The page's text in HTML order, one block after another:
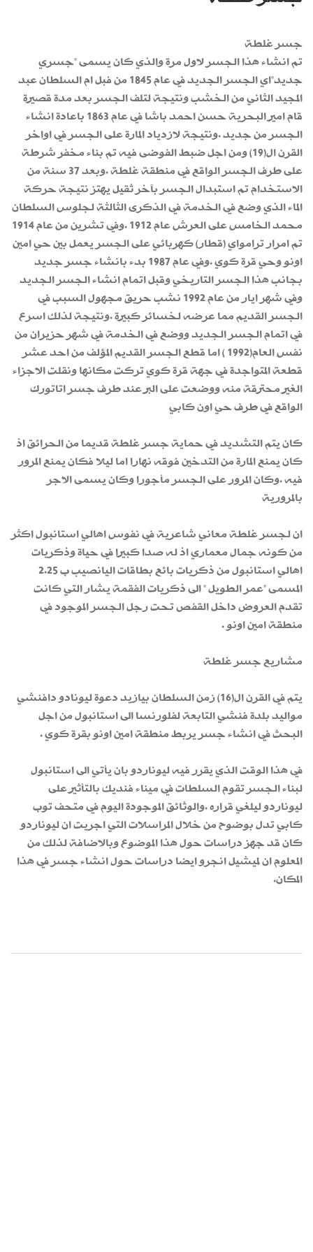
جسر غلطة
تم انشاء هذا الجسر لاول مرة والذي كان يسمى "جسري
جديد"اي الجسر الجديد في عام 1845 من فبل ام السلطان عبد
المجيد الثاني من الخشب ونتيجة لتلف الجسر بعد مدة قصيرة
قام امير البحرية حسن احمد باشا في عام 1863 باعادة انشاء
الجسر من جديد .ونتيجة لازدياد المارة على الجسر في اواخر
القرن ال(19) ومن اجل ضبط الفوضى فيه تم بناء مخفر شرطة
على طرف الجسر الواقع في منطقة غلطة .وبعد 37 سنة من
الاستخدام تم استبدال الجسر بآخر ثقيل يهتز نتيجة حركة
الماء الذي وضع في الخدمة في الذكرى الثالثة لجلوس السلطان
محمد الخامس على العرش عام 1912 .وفي تشرين من عام 1914
تم امرار ترامواي (قطار) كهربائي على الجسر يعمل بين حي امين
اونو وحي قرة كوي .وفي عام 1987 بدء بانشاء جسر جديد
بجانب هذا الجسر التاريخي وقبل اتمام انشاء الجسر الجديد
وفي شهر ايار من عام 1992 نشب حريق مجهول السبب في
الجسر القديم مما عرضه لخسائر كبيرة .ونتيجة لذلك اسرع
في اتمام الجسر الجديد ووضع في الخدمة في شهر حزيران من
نفس العام(1992 ) اما قطع الجسر القديم المؤلف من احد عشر
قطعة المتواجدة في جهة قرة كوي تركت مكانها ونقلت الاجزاء
الغير محترقة منه ووضعت على البر عند طرف جسر اتاتورك
الواقع في طرف حي اون كابي
كان يتم التشديد في حماية جسر غلطة قديما من الحرائق اذ
كان يمنع المارة من التدخين فوقه نهارا اما ليلا فكان يمنع المرور
فيه .وكان المرور على الجسر مأجورا وكان يسمى الاجر
بالمرورية
ان لجسر غلطة معاني شاعرية في نفوس اهالي استانبول اكثر
من كونه جمال معماري اذ له صدا كبيرا في حياة وذكريات
اهالي استانبول من ذكريات بائع بطاقات اليانصيب ب 2.25
المسمى "عمر الطويل " الى ذكريات الفقمة يشار التي كانت
تقدم العروض داخل القفص تحت رجل الجسر الموجود في
منطقة امين اونو .
مشاريع جسر غلطة
يتم في القرن ال(16) زمن السلطان بيازيد دعوة ليونادو دافنشي
مواليد بلدة فنشي التابعة لفلورنسا الى استانبول من اجل
البحث في انشاء جسر يربط منطقة امين اونو بقرة كوي .
في هذا الوقت الذي يقرر فيه ليوناردو بان يأتي الى استانبول
لبناء الجسر تقوم السلطات في ميناء فنديك بالتأثير على
ليوناردو ليلغي قراره .والوثائق الموجودة اليوم في متحف توب
كابي تدل بوضوح من خلال المراسلات التي اجريت ان ليوناردو
كان قد جهز دراسات حول هذا الموضوع وبالاضافة لذلك من
المعلوم ان لميشيل انجرو ايضا دراسات حول انشاء جسر في هذا
المكان.